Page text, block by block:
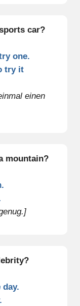
car?
one.
try it
einen
mountain?